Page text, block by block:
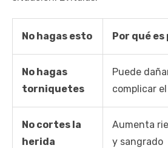
No hagas esto Por qué
No hagas
torniquetes
Puede
complicar
No cortes la
herida
Aumenta
y sangrado